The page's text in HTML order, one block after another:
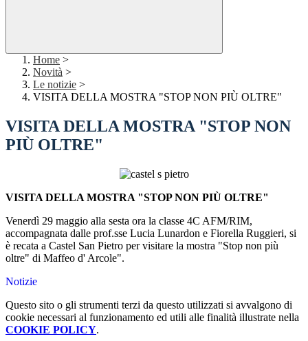
Home >
Novità >
Le notizie >
VISITA DELLA MOSTRA "STOP NON PIÙ OLTRE"
VISITA DELLA MOSTRA "STOP NON
PIÙ OLTRE"
VISITA DELLA MOSTRA "STOP NON PIÙ OLTRE"
Venerdì 29 maggio alla sesta ora la classe 4C AFM/RIM,
accompagnata dalle prof.sse Lucia Lunardon e Fiorella Ruggieri, si
è recata a Castel San Pietro per visitare la mostra "Stop non più
oltre" di Maffeo d' Arcole".
Notizie
Questo sito o gli strumenti terzi da questo utilizzati si avvalgono di
cookie necessari al funzionamento ed utili alle finalità illustrate nella
COOKIE POLICY.